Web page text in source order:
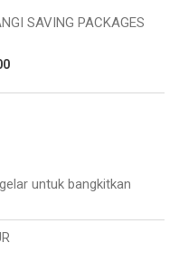
SAVING PACKAGES
untuk bangkitkan